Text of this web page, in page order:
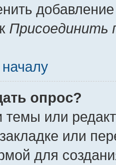
Присоединить
опрос?
темы или
или
для